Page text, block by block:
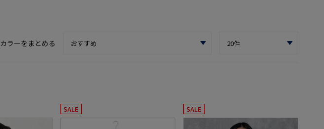
カラーをまとめる
SALE SALE